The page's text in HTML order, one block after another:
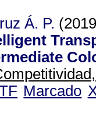
Á. P.
Marcado